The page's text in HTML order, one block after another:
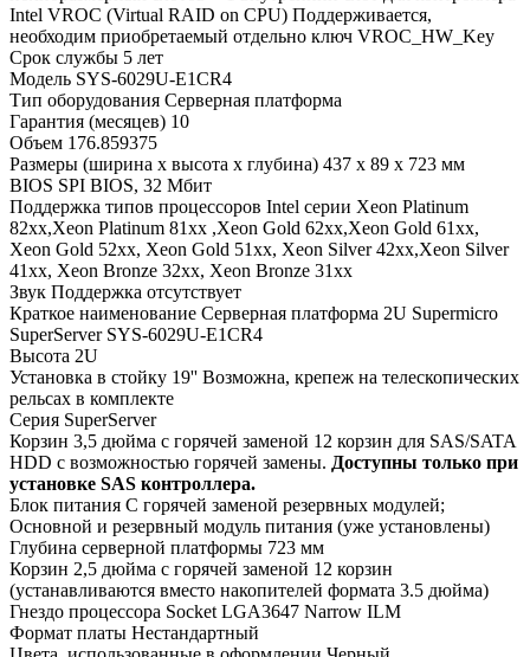
Intel VROC (Virtual RAID on CPU) Поддерживается,
необходим приобретаемый отдельно ключ VROC_HW_Key
Срок службы 5 лет
Модель SYS-6029U-E1CR4
Тип оборудования Серверная платформа
Гарантия (месяцев) 10
Объем 176.859375
Размеры (ширина x высота x глубина) 437 x 89 x 723 мм
BIOS SPI BIOS, 32 Мбит
Поддержка типов процессоров Intel серии Xeon Platinum
82xx,Xeon Platinum 81xx ,Xeon Gold 62xx,Xeon Gold 61xx,
Xeon Gold 52xx, Xeon Gold 51xx, Xeon Silver 42xx,Xeon Silver
41xx, Xeon Bronze 32xx, Xeon Bronze 31xx
Звук Поддержка отсутствует
Краткое наименование Серверная платформа 2U Supermicro
SuperServer SYS-6029U-E1CR4
Высота 2U
Установка в стойку 19'' Возможна, крепеж на телескопических
рельсах в комплекте
Серия SuperServer
Корзин 3,5 дюйма с горячей заменой 12 корзин для SAS/SATA
HDD с возможностью горячей замены. Доступны только при
установке SAS контроллера.
Блок питания С горячей заменой резервных модулей;
Основной и резервный модуль питания (уже установлены)
Глубина серверной платформы 723 мм
Корзин 2,5 дюйма с горячей заменой 12 корзин
(устанавливаются вместо накопителей формата 3.5 дюйма)
Гнездо процессора Socket LGA3647 Narrow ILM
Формат платы Нестандартный